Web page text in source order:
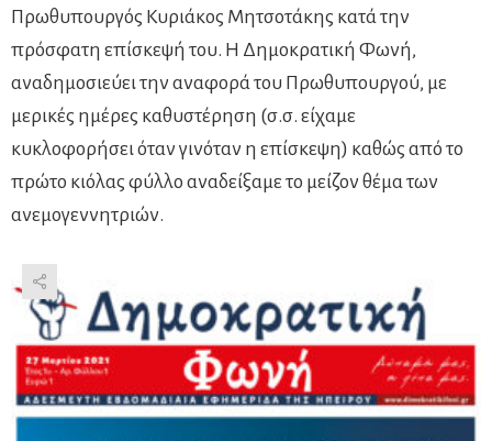
Πρωθυπουργός Κυριάκος Μητσοτάκης κατά την
πρόσφατη επίσκεψή του. Η Δημοκρατική Φωνή,
αναδημοσιεύει την αναφορά του Πρωθυπουργού, με
μερικές ημέρες καθυστέρηση (σ.σ. είχαμε
κυκλοφορήσει όταν γινόταν η επίσκεψη) καθώς από το
πρώτο κιόλας φύλλο αναδείξαμε το μείζον θέμα των
ανεμογεννητριών.